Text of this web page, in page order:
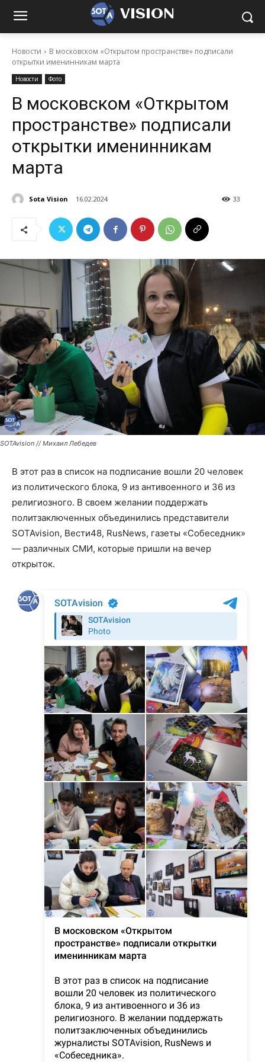
VISION
Новости
В московском «Открытом пространстве» подписали
открытки именинникам марта
Новости Фото
В московском «Открытом
пространстве» подписали
открытки именинникам
марта
Sota Vision 16.02.2024 33
SOTAvision // Михаил Лебедев
В этот раз в список на подписание вошли 20 человек
из политического блока, 9 из антивоенного и 36 из
религиозного. В своем желании поддержать
политзаключенных объединились представители
SOTAvision, Вести48, RusNews, газеты «Собеседник»
— различных СМИ, которые пришли на вечер
открыток.